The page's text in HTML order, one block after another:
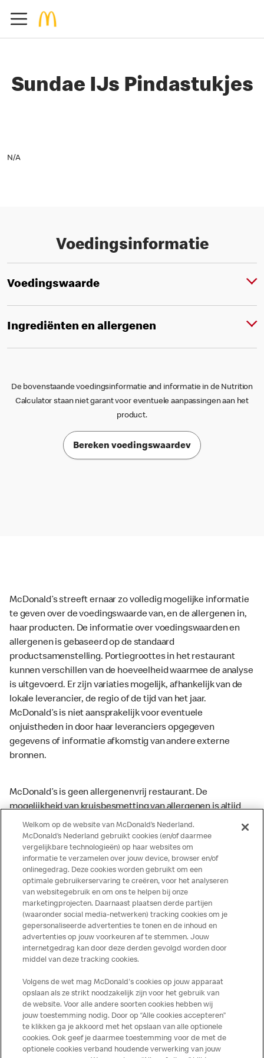
Sundae IJs Pindastukjes
N/A
Voedingsinformatie
Voedingswaarde
Ingrediënten en allergenen
De bovenstaande voedingsinformatie and informatie in de Nutrition
Calculator staan niet garant voor eventuele aanpassingen aan het
product.
Bereken voedingswaardev
McDonald’s streeft ernaar zo volledig mogelijke informatie
te geven over de voedingswaarde van, en de allergenen in,
haar producten. De informatie over voedingswaarden en
allergenen is gebaseerd op de standaard
productsamenstelling. Portiegroottes in het restaurant
kunnen verschillen van de hoeveelheid waarmee de analyse
is uitgevoerd. Er zijn variaties mogelijk, afhankelijk van de
lokale leverancier, de regio of de tijd van het jaar.
McDonald’s is niet aansprakelijk voor eventuele
onjuistheden in door haar leveranciers opgegeven
gegevens of informatie afkomstig van andere externe
bronnen.
McDonald’s is geen allergenenvrij restaurant. De
mogelijkheid van kruisbesmetting van allergenen is altijd
aanwezig. McDonald’s kan zodoende niet garanderen dat
haar producten geen sporen van allergenen bevatten.
McDonald’s aanvaardt daarom geen aansprakelijkheid
indien een gast als gevolg van het binnenkrijgen van (een
spoor van) een allergeen lichamelijke klachten krijgt. Alle
producten kunnen sporen bevatten van dierlijke
ingrediënten. McDonald’s streeft er naar om de
voedingswaarde- en allergeneninformatie altijd up to date
te houden. De verstrekte informatie is alleen van
toepassing op de in Nederland verkochte producten. Voor
meer informatie over voedingswaarden en allergenen kijk
op de McDonald's website of in de McDonald’s App.
Publicatiefouten voorbehouden.
Over ons
Welkom op de website van McDonald’s Nederland.
McDonald’s Nederland gebruikt cookies (en/of daarmee
vergelijkbare technologieën) op haar websites om
informatie te verzamelen over jouw device, browser en/of
onlinegedrag. Deze cookies worden gebruikt om een
optimale gebruikerservaring te creëren, voor het analyseren
van websitegebruik en om ons te helpen bij onze
marketingprojecten. Daarnaast plaatsen derde partijen
(waaronder social media-netwerken) tracking cookies om je
gepersonaliseerde advertenties te tonen en de inhoud en
advertenties op jouw voorkeuren af te stemmen. Jouw
internetgedrag kan door deze derden gevolgd worden door
middel van deze tracking cookies.
Volgens de wet mag McDonald's cookies op jouw apparaat
opslaan als ze strikt noodzakelijk zijn voor het gebruik van
de website. Voor alle andere soorten cookies hebben wij
jouw toestemming nodig. Door op “Alle cookies accepteren”
te klikken ga je akkoord met het opslaan van alle optionele
cookies. Ook geef je daarmee toestemming voor de met de
optionele cookies verband houdende verwerking van jouw